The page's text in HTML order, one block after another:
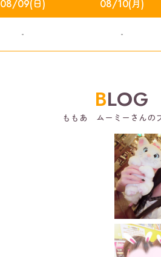
08/09(日)
-
08/10(月)
-
BLOG
ももあ ムーミーさんの